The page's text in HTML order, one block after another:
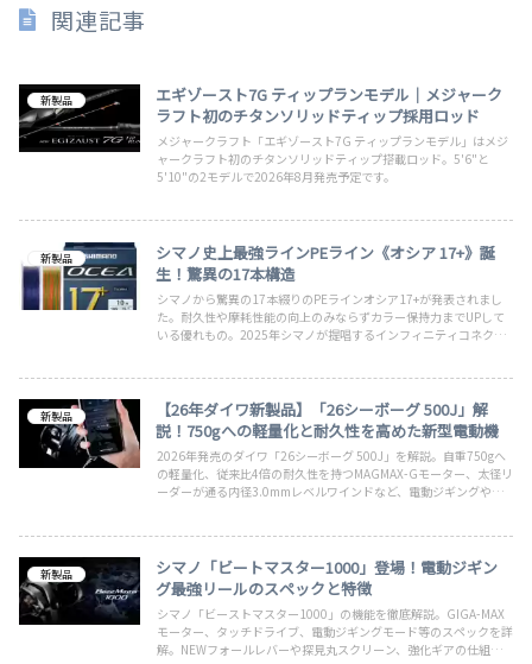
関連記事
新製品
エギゾースト7G ティップランモデル｜メジャーク
ラフト初のチタンソリッドティップ採用ロッド
メジャークラフト「エギゾースト7G ティップランモデル」はメジ
ャークラフト初のチタンソリッドティップ搭載ロッド。5'6"と
5'10"の2モデルで2026年8月発売予定です。
新製品
シマノ史上最強ラインPEライン《オシア 17+》誕
生！驚異の17本構造
シマノから驚異の17本綴りのPEラインオシア17+が発表されまし
た。耐久性や摩耗性能の向上のみならずカラー保持力までUPして
いる優れもの。2025年シマノが提唱するインフィニティコネクト
新製品
【26年ダイワ新製品】「26シーボーグ 500J」解
説！750gへの軽量化と耐久性を高めた新型電動機
2026年発売のダイワ「26シーボーグ 500J」を解説。自重750gへ
の軽量化、従来比4倍の耐久性を持つMAGMAX-Gモーター、太径リ
ーダーが通る内径3.0mmレベルワインドなど、電動ジギングや大
新製品
シマノ「ビートマスター1000」登場！電動ジギン
グ最強リールのスペックと特徴
シマノ「ビーストマスター1000」の機能を徹底解説。GIGA-MAX
モーター、タッチドライブ、電動ジギングモード等のスペックを詳
解。NEWフォールレバーや探見丸スクリーン、強化ギアの仕組み